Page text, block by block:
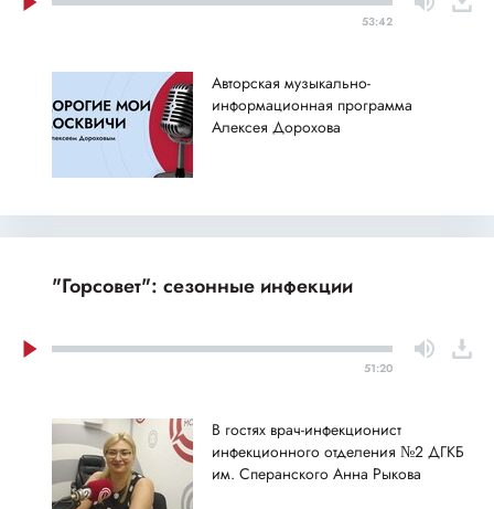
53:42
Авторская музыкально-
информационная программа
Алексея Дорохова
"Горсовет": сезонные инфекции
51:20
В гостях врач-инфекционист
инфекционного отделения №2 ДГКБ
им. Сперанского Анна Рыкова